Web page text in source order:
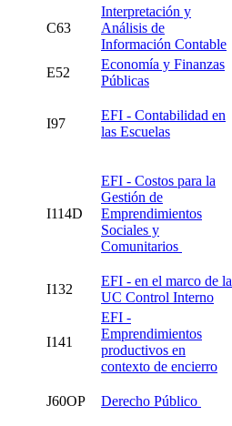
C63
Interpretación y
Análisis de
Información Contable
E52
Economía y Finanzas
Públicas
I97
EFI - Contabilidad en
las Escuelas
I114D
EFI - Costos para la
Gestión de
Emprendimientos
Sociales y
Comunitarios
I132
EFI - en el marco de la
UC Control Interno
I141
EFI -
Emprendimientos
productivos en
contexto de encierro
J60OP Derecho Público